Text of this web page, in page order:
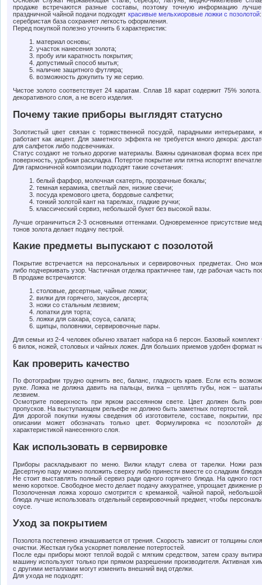
продаже встречаются разные составы, поэтому точную информацию
праздничной чайной подачи подходят красивые мельхиоровые ложки с позолотой
серебристая база сохраняет легкость оформления.
Перед покупкой полезно уточнить 6 характеристик:
материал основы;
участок нанесения золота;
пробу или каратность покрытия;
допустимый способ мытья;
наличие защитного футляра;
возможность докупить ту же серию.
Чистое золото соответствует 24 каратам. Сплав 18 карат содержит 75%
декоративного слоя, а не всего изделия.
Почему такие приборы выглядят статусно
Золотистый цвет связан с торжественной посудой, парадными интерьерами,
работает как акцент. Для заметного эффекта не требуется много декора:
для салфеток либо подсвечниках.
Статус создают не только дорогие материалы. Важны одинаковая форма всех
поверхность, удобная раскладка. Потертое покрытие или пятна испортят
Для гармоничной композиции подходят такие сочетания:
белый фарфор, молочная скатерть, прозрачные бокалы;
темная керамика, светлый лен, низкие свечи;
посуда кремового цвета, бордовые салфетки;
тонкий золотой кант на тарелках, гладкие ручки;
классический сервиз, небольшой букет без высокой вазы.
Лучше ограничиться 2-3 основными оттенками. Одновременное присутствие
тонов золота делает подачу пестрой.
Какие предметы выпускают с позолотой
Покрытие встречается на персональных и сервировочных предметах. Оно
либо подчеркивать узор. Частичная отделка практичнее там, где рабочая часть
В продаже встречаются:
столовые, десертные, чайные ложки;
вилки для горячего, закусок, десерта;
ножи со стальным лезвием;
лопатки для торта;
ложки для сахара, соуса, салата;
щипцы, половники, сервировочные пары.
Для семьи из 2-4 человек обычно хватает набора на 6 персон. Базовый комплект
6 вилок, ножей, столовых и чайных ложек. Для больших приемов удобен формат
Как проверить качество
По фотографии трудно оценить вес, баланс, гладкость краев. Если есть
руке. Ложка не должна давить на пальцы, вилка – цеплять губы, нож –
лезвием.
Осмотрите поверхность при ярком рассеянном свете. Цвет должен быть
пропусков. На выступающем рельефе не должно быть заметных потертостей.
Для дорогой покупки нужны сведения об изготовителе, составе, покрытии,
описании может обозначать только цвет. Формулировка «с позолотой»
характеристикой нанесенного слоя.
Как использовать в сервировке
Приборы раскладывают по меню. Вилки кладут слева от тарелки. Ножи
Десертную пару можно положить сверху либо принести вместе со сладким
Не стоит выставлять полный сервиз ради одного горячего блюда. На одного
меню короткое. Свободное место делает подачу аккуратнее, упрощает движение
Позолоченная ложка хорошо смотрится с креманкой, чайной парой,
блюда лучше использовать отдельный сервировочный предмет, чтобы
соусе.
Уход за покрытием
Позолота постепенно изнашивается от трения. Скорость зависит от толщины
очистки. Жесткая губка ускоряет появление потертостей.
После еды приборы моют теплой водой с мягким средством, затем сразу
машину используют только при прямом разрешении производителя. Активная
с другими металлами могут изменить внешний вид отделки.
Для ухода не подходят: